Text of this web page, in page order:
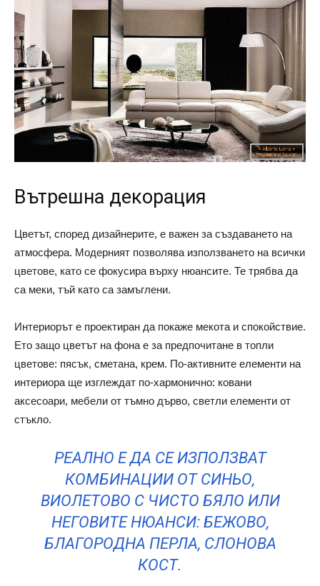
Вътрешна декорация
Цветът, според дизайнерите, е важен за създаването на
атмосфера. Модерният позволява използването на всички
цветове, като се фокусира върху нюансите. Те трябва да
са меки, тъй като са замъглени.
Интериорът е проектиран да покаже мекота и спокойствие.
Ето защо цветът на фона е за предпочитане в топли
цветове: пясък, сметана, крем. По-активните елементи на
интериора ще изглеждат по-хармонично: ковани
аксесоари, мебели от тъмно дърво, светли елементи от
стъкло.
РЕАЛНО Е ДА СЕ ИЗПОЛЗВАТ
КОМБИНАЦИИ ОТ СИНЬО,
ВИОЛЕТОВО С ЧИСТО БЯЛО ИЛИ
НЕГОВИТЕ НЮАНСИ: БЕЖОВО,
БЛАГОРОДНА ПЕРЛА, СЛОНОВА
КОСТ.